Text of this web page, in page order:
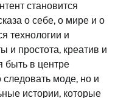
становится
о себе, о мире и о
технологии и
и простота, креатив и
быть в центре
моде, но и
истории, которые